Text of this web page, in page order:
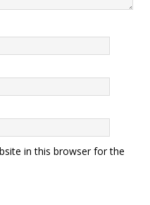
in this browser for the